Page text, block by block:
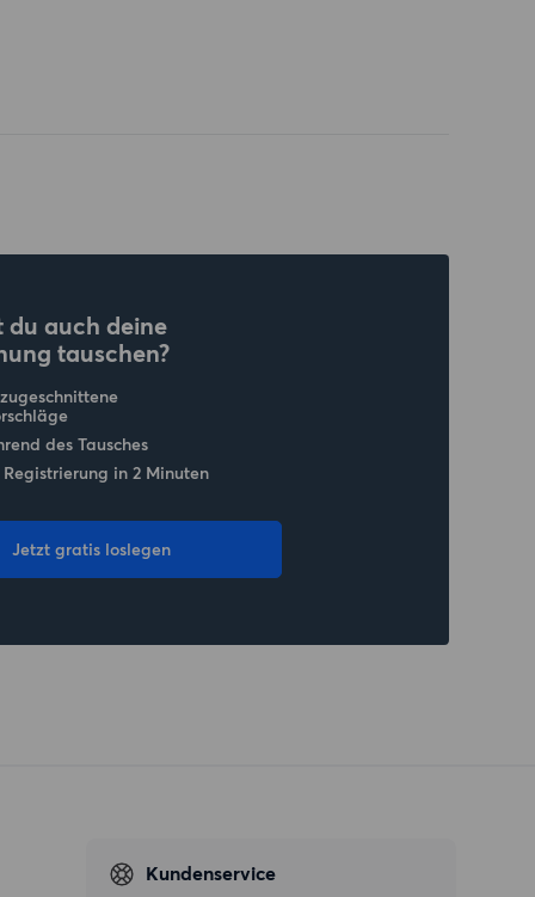
du auch deine
tauschen?
des Tausches
in 2 Minuten
Jetzt gratis loslegen
Kundenservice